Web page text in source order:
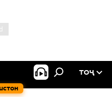
ТОҶ